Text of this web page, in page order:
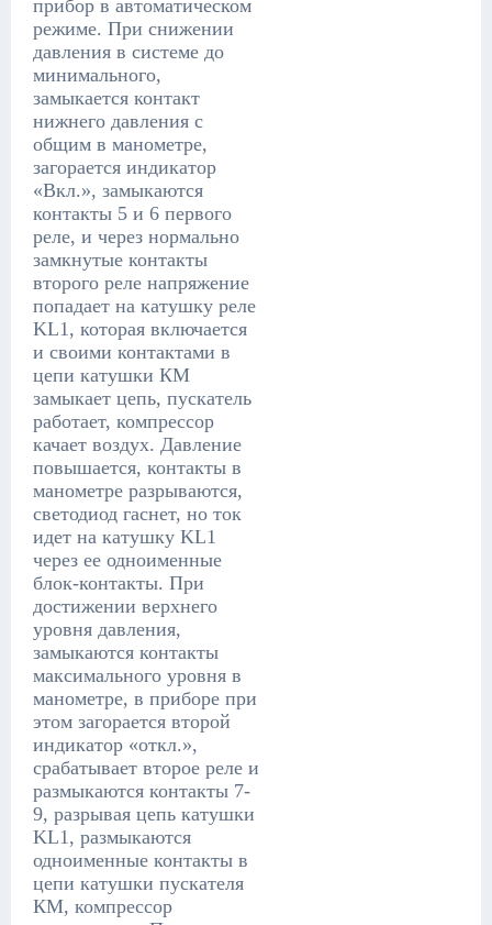
прибор в автоматическом
режиме. При снижении
давления в системе до
минимального,
замыкается контакт
нижнего давления с
общим в манометре,
загорается индикатор
«Вкл.», замыкаются
контакты 5 и 6 первого
реле, и через нормально
замкнутые контакты
второго реле напряжение
попадает на катушку реле
KL1, которая включается
и своими контактами в
цепи катушки КМ
замыкает цепь, пускатель
работает, компрессор
качает воздух. Давление
повышается, контакты в
манометре разрываются,
светодиод гаснет, но ток
идет на катушку KL1
через ее одноименные
блок-контакты. При
достижении верхнего
уровня давления,
замыкаются контакты
максимального уровня в
манометре, в приборе при
этом загорается второй
индикатор «откл.»,
срабатывает второе реле и
размыкаются контакты 7-
9, разрывая цепь катушки
KL1, размыкаются
одноименные контакты в
цепи катушки пускателя
КМ, компрессор